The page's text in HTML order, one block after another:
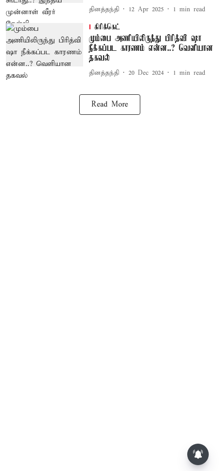
தினத்தந்தி 12 Apr 2025 1 min read
கிரிக்கெட்
மும்பை அணியிலிருந்து பிரித்வி ஷா
நீக்கப்பட காரணம் என்ன..? வெளியான
தகவல்
தினத்தந்தி 20 Dec 2024 1 min read
Read More